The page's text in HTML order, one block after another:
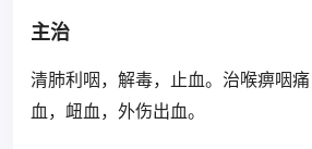
主治
清肺利咽，解毒，止血。治喉痹咽
血，衄血，外伤出血。